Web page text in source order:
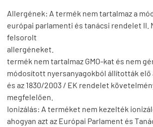
Allergének: A termék nem tartalmaz a
európai parlamenti és tanácsi rendelet II.
felsorolt ​​
termék nem tartalmaz GMO-kat és nem
módosított nyersanyagokból állították elő
és az 1830/2003 / EK rendelet
megfelelően.
Ionizálás: A terméket nem kezelték
ahogyan azt az Európai Parlament és